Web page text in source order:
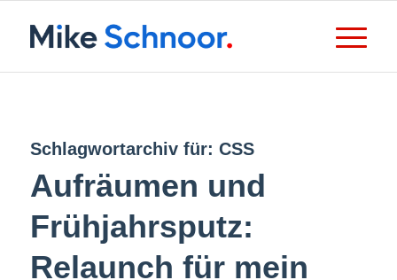
Schlagwortarchiv für: CSS
Aufräumen und
Frühjahrsputz:
Relaunch für mein